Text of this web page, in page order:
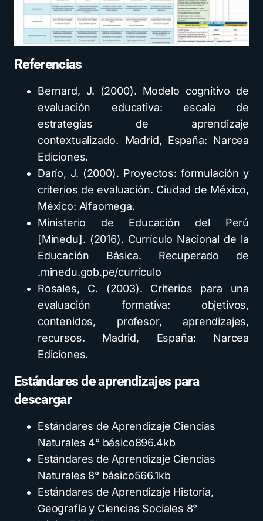
Referencias
Bernard, J. (2000). Modelo cognitivo de
evaluación educativa: escala de
estrategias de aprendizaje
contextualizado. Madrid, España: Narcea
Ediciones.
Darío, J. (2000). Proyectos: formulación y
criterios de evaluación. Ciudad de México,
México: Alfaomega.
Ministerio de Educación del Perú
[Minedu]. (2016). Currículo Nacional de la
Educación Básica. Recuperado de
.minedu.gob.pe/curriculo
Rosales, C. (2003). Criterios para una
evaluación formativa: objetivos,
contenidos, profesor, aprendizajes,
recursos. Madrid, España: Narcea
Ediciones.
Estándares de aprendizajes para
descargar
Estándares de Aprendizaje Ciencias
Naturales 4° básico896.4kb
Estándares de Aprendizaje Ciencias
Naturales 8° básico566.1kb
Estándares de Aprendizaje Historia,
Geografía y Ciencias Sociales 8°